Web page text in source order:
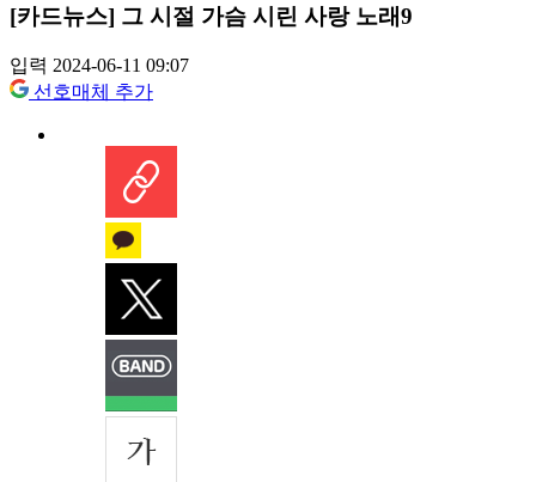
[카드뉴스] 그 시절 가슴 시린 사랑 노래9
입력 2024-06-11 09:07
선호매체 추가